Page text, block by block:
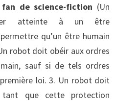
de science-fiction (Un
atteinte à un être
qu’un être humain
robot doit obéir aux ordres
sauf si de tels ordres
loi. 3. Un robot doit
tant que cette protection